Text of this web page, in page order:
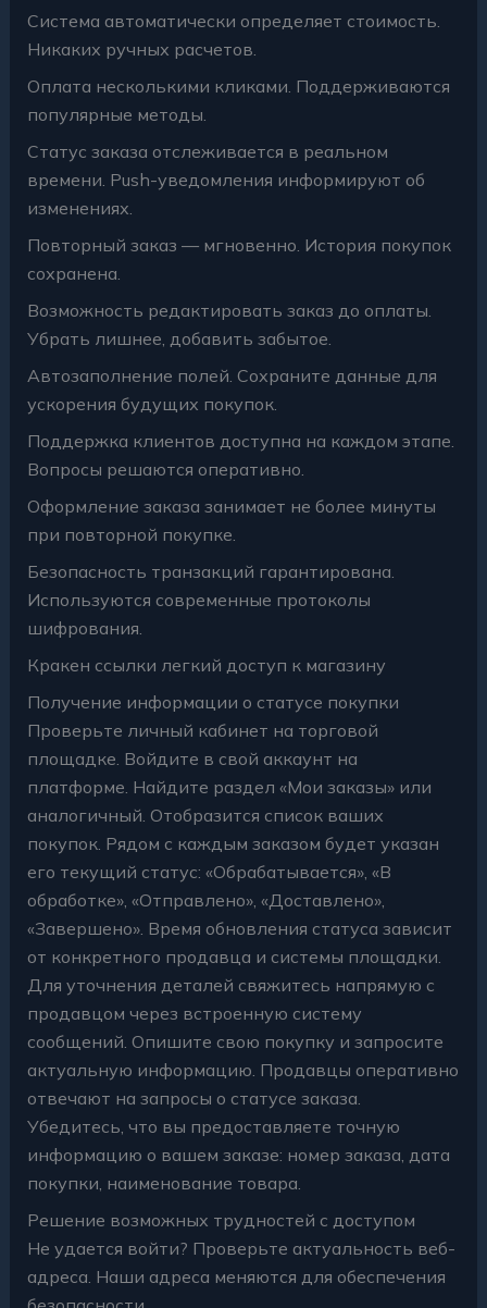
Система автоматически определяет стоимость.
Никаких ручных расчетов.
Оплата несколькими кликами. Поддерживаются
популярные методы.
Статус заказа отслеживается в реальном
времени. Push-уведомления информируют об
изменениях.
Повторный заказ — мгновенно. История покупок
сохранена.
Возможность редактировать заказ до оплаты.
Убрать лишнее, добавить забытое.
Автозаполнение полей. Сохраните данные для
ускорения будущих покупок.
Поддержка клиентов доступна на каждом этапе.
Вопросы решаются оперативно.
Оформление заказа занимает не более минуты
при повторной покупке.
Безопасность транзакций гарантирована.
Используются современные протоколы
шифрования.
Кракен ссылки легкий доступ к магазину
Получение информации о статусе покупки
Проверьте личный кабинет на торговой
площадке. Войдите в свой аккаунт на
платформе. Найдите раздел «Мои заказы» или
аналогичный. Отобразится список ваших
покупок. Рядом с каждым заказом будет указан
его текущий статус: «Обрабатывается», «В
обработке», «Отправлено», «Доставлено»,
«Завершено». Время обновления статуса зависит
от конкретного продавца и системы площадки.
Для уточнения деталей свяжитесь напрямую с
продавцом через встроенную систему
сообщений. Опишите свою покупку и запросите
актуальную информацию. Продавцы оперативно
отвечают на запросы о статусе заказа.
Убедитесь, что вы предоставляете точную
информацию о вашем заказе: номер заказа, дата
покупки, наименование товара.
Решение возможных трудностей с доступом
Не удается войти? Проверьте актуальность веб-
адреса. Наши адреса меняются для обеспечения